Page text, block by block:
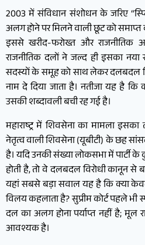
2003 में संविधान संशोधन के जरिए
अलग होने पर मिलने वाली छूट को समाप्त
इससे खरीद-फरोख्त और राजनीतिक
राजनीतिक दलों ने जल्द ही इसका नया
सदस्यों के समूह को साथ लेकर दलबदल
नाम दे दिया जाता है। नतीजा यह है
उसकी शब्दावली बची रह गई है।
महाराष्ट्र में शिवसेना का मामला
नेतृत्व वाली शिवसेना (यूबीटी) के छह
है। यदि उनकी संख्या लोकसभा में पार्टी
होती है, तो वे दलबदल विरोधी कानून
यहां सबसे बड़ा सवाल यह है कि क्या
विलय कहलाता है? सुप्रीम कोर्ट पहले
दल का अलग होना पर्याप्त नहीं है; मूल
आवश्यक है।